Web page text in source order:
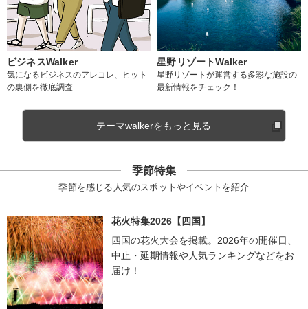
ビジネスWalker
気になるビジネスのアレコレ、ヒット
の裏側を徹底調査
星野リゾートWalker
星野リゾートが運営する多彩な施設の
最新情報をチェック！
テーマwalkerをもっと見る
季節特集
季節を感じる人気のスポットやイベントを紹介
花火特集2026【四国】
四国の花火大会を掲載。2026年の開催日、
中止・延期情報や人気ランキングなどをお
届け！